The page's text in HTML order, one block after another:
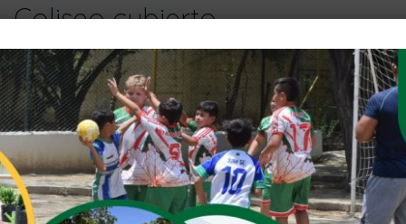
Coliseo cubierto
Es un estadio o escenario techado
multiusos, diseñado para eventos
deportivos así como presentaciones
musicales o teatrales, entre otros actos.